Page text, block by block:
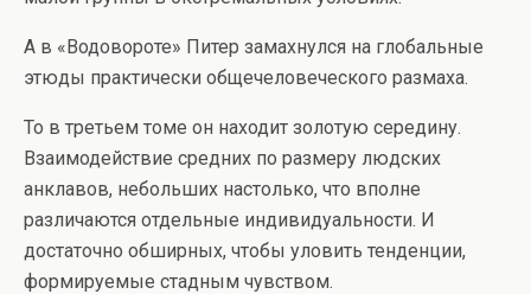
А в «Водовороте» Питер замахнулся на глобальные
этюды практически общечеловеческого размаха.
То в третьем томе он находит золотую середину.
Взаимодействие средних по размеру людских
анклавов, небольших настолько, что вполне
различаются отдельные индивидуальности. И
достаточно обширных, чтобы уловить тенденции,
формируемые стадным чувством.